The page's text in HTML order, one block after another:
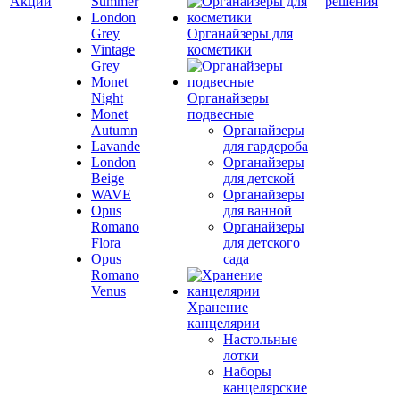
London
Grey
Vintage
Grey
Monet
Night
Monet
Autumn
Lavande
London
Beige
WAVE
Opus
Romano
Flora
Opus
Romano
Venus
Органайзеры для
косметики
Органайзеры
подвесные
Органайзеры
для гардероба
Органайзеры
для детской
Органайзеры
для ванной
Органайзеры
для детского
сада
Хранение
канцелярии
Настольные
лотки
Наборы
канцелярские